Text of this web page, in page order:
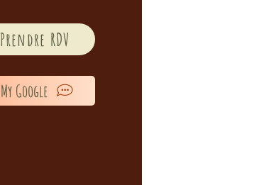
Prendre RDV
My Google